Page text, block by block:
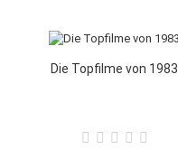
Die Topfilme von 1983